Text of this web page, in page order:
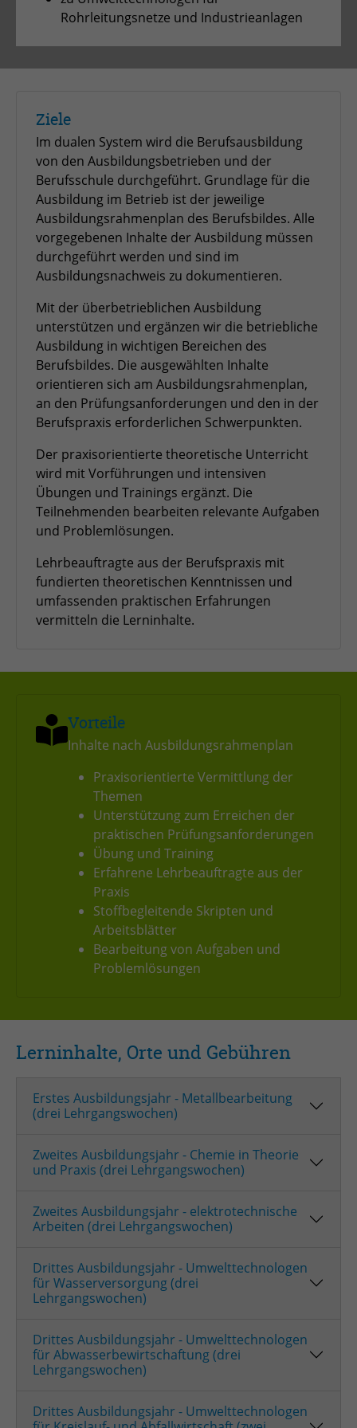
Rohrleitungsnetze und Industrieanlagen
Ziele
Im dualen System wird die Berufsausbildung
von den Ausbildungsbetrieben und der
Berufsschule durchgeführt. Grundlage für die
Ausbildung im Betrieb ist der jeweilige
Ausbildungsrahmenplan des Berufsbildes. Alle
vorgegebenen Inhalte der Ausbildung müssen
durchgeführt werden und sind im
Ausbildungsnachweis zu dokumentieren.
Mit der überbetrieblichen Ausbildung
unterstützen und ergänzen wir die betriebliche
Ausbildung in wichtigen Bereichen des
Berufsbildes. Die ausgewählten Inhalte
orientieren sich am Ausbildungsrahmenplan,
an den Prüfungsanforderungen und den in der
Berufspraxis erforderlichen Schwerpunkten.
Der praxisorientierte theoretische Unterricht
wird mit Vorführungen und intensiven
Übungen und Trainings ergänzt. Die
Teilnehmenden bearbeiten relevante Aufgaben
und Problemlösungen.
Lehrbeauftragte aus der Berufspraxis mit
fundierten theoretischen Kenntnissen und
umfassenden praktischen Erfahrungen
vermitteln die Lerninhalte.
Vorteile
Inhalte nach Ausbildungsrahmenplan
Praxisorientierte Vermittlung der
Themen
Unterstützung zum Erreichen der
praktischen Prüfungsanforderungen
Übung und Training
Erfahrene Lehrbeauftragte aus der
Praxis
Stoffbegleitende Skripten und
Arbeitsblätter
Bearbeitung von Aufgaben und
Problemlösungen
Lerninhalte, Orte und Gebühren
Erstes Ausbildungsjahr - Metallbearbeitung
(drei Lehrgangswochen)
Zweites Ausbildungsjahr - Chemie in Theorie
und Praxis (drei Lehrgangswochen)
Zweites Ausbildungsjahr - elektrotechnische
Arbeiten (drei Lehrgangswochen)
Drittes Ausbildungsjahr - Umwelttechnologen
für Wasserversorgung (drei
Lehrgangswochen)
Drittes Ausbildungsjahr - Umwelttechnologen
für Abwasserbewirtschaftung (drei
Lehrgangswochen)
Drittes Ausbildungsjahr - Umwelttechnologen
Anbieter TYPO3
Zweck Login geschlossener Bereich
Name
Anbieter TYPO3
Laufzeit 1 Monat
Zweck Admin-Login Redaktionssystem
Name be_typo3_user
Anbieter TYPO3
Laufzeit Session
Zweck Admin-Login Redaktionssystem
Name PHPSESSID
Anbieter PHP
Laufzeit Session
Zweck Betrieb TYPO3